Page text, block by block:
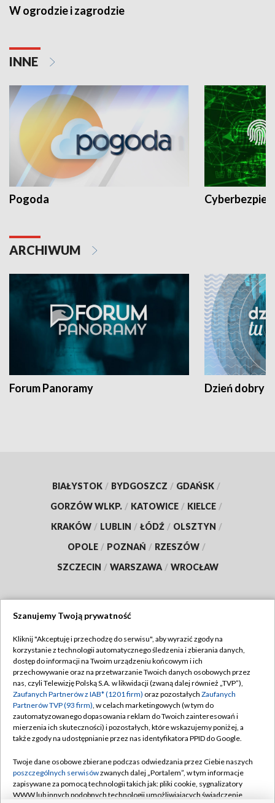
W ogrodzie i zagrodzie
INNE
Pogoda
ARCHIWUM
Forum Panoramy Dzień dobry
BIAŁYSTOK / BYDGOSZCZ / GDAŃSK /
GORZÓW WLKP. / KATOWICE / KIELCE /
KRAKÓW / LUBLIN / ŁÓDŹ / OLSZTYN /
OPOLE / POZNAŃ / RZESZÓW /
SZCZECIN / WARSZAWA / WROCŁAW
TVP
Abonament TVP
Emisja w TVP
Centrum informacji TVP
Naziemna Telewizja Cyfrowa
Rada Programowa
System NOS
Regulamin TVP
Polityka prywatności
Moje zgody
Pomoc
Kontakt
Szanujemy Twoją prywatność
Kliknij "Akceptuję i przechodzę do serwisu", aby wyrazić zgody na
korzystanie z technologii automatycznego śledzenia i zbierania danych,
dostęp do informacji na Twoim urządzeniu końcowym i ich
przechowywanie oraz na przetwarzanie Twoich danych osobowych przez
nas, czyli Telewizję Polską S.A. w likwidacji (zwaną dalej również „TVP”),
Zaufanych Partnerów z IAB* (1201 firm) oraz pozostałych Zaufanych
Partnerów TVP (93 firm), w celach marketingowych (w tym do
zautomatyzowanego dopasowania reklam do Twoich zainteresowań i
mierzenia ich skuteczności) i pozostałych, które wskazujemy poniżej, a
także zgody na udostępnianie przez nas identyfikatora PPID do Google.
Twoje dane osobowe zbierane podczas odwiedzania przez Ciebie naszych
poszczególnych serwisówzwanych dalej „Portalem”, w tym informacje
zapisywane za pomocą technologii takich jak: pliki cookie, sygnalizatory
WWW lub innych podobnych technologii umożliwiających świadczenie